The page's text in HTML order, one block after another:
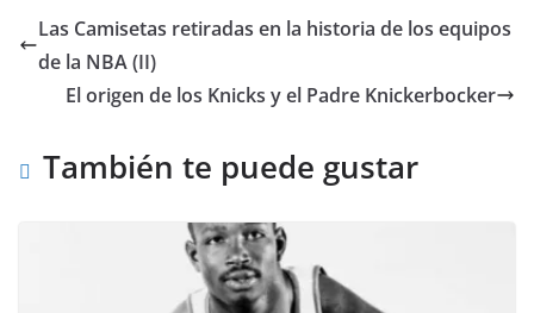
Las Camisetas retiradas en la historia de los equipos
de la NBA (II)
El origen de los Knicks y el Padre Knickerbocker
También te puede gustar